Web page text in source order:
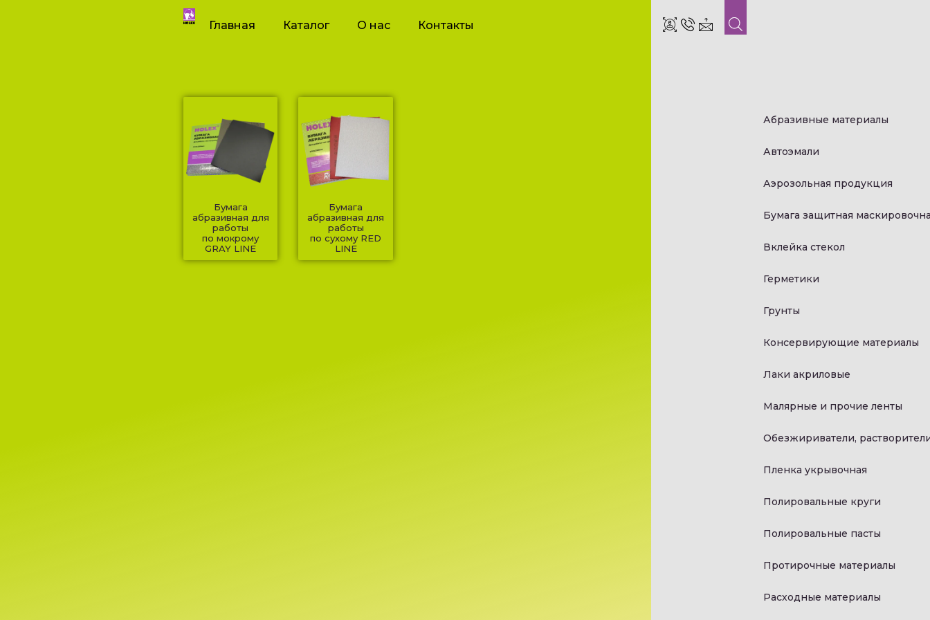
Главная Каталог О нас Контакты
Бумага
абразивная для
работы
по мокрому
GRAY LINE
Бумага
абразивная для
работы
по сухому RED
LINE
Абразивные материалы
Автоэмали
Аэрозольная продукция
Бумага защитная
Вклейка стекол
Герметики
Грунты
Консервирующие материалы
Лаки акриловые
Малярные и прочие ленты
Обезжириватели,
Пленка укрывочная
Полировальные круги
Полировальные пасты
Протирочные материалы
Расходные материалы